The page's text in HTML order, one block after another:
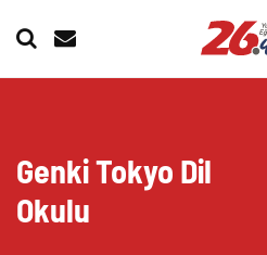
Genki Tokyo Dil
Okulu